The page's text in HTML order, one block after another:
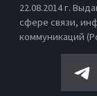
22.08.2014 г.
сфере связи,
коммуникаций